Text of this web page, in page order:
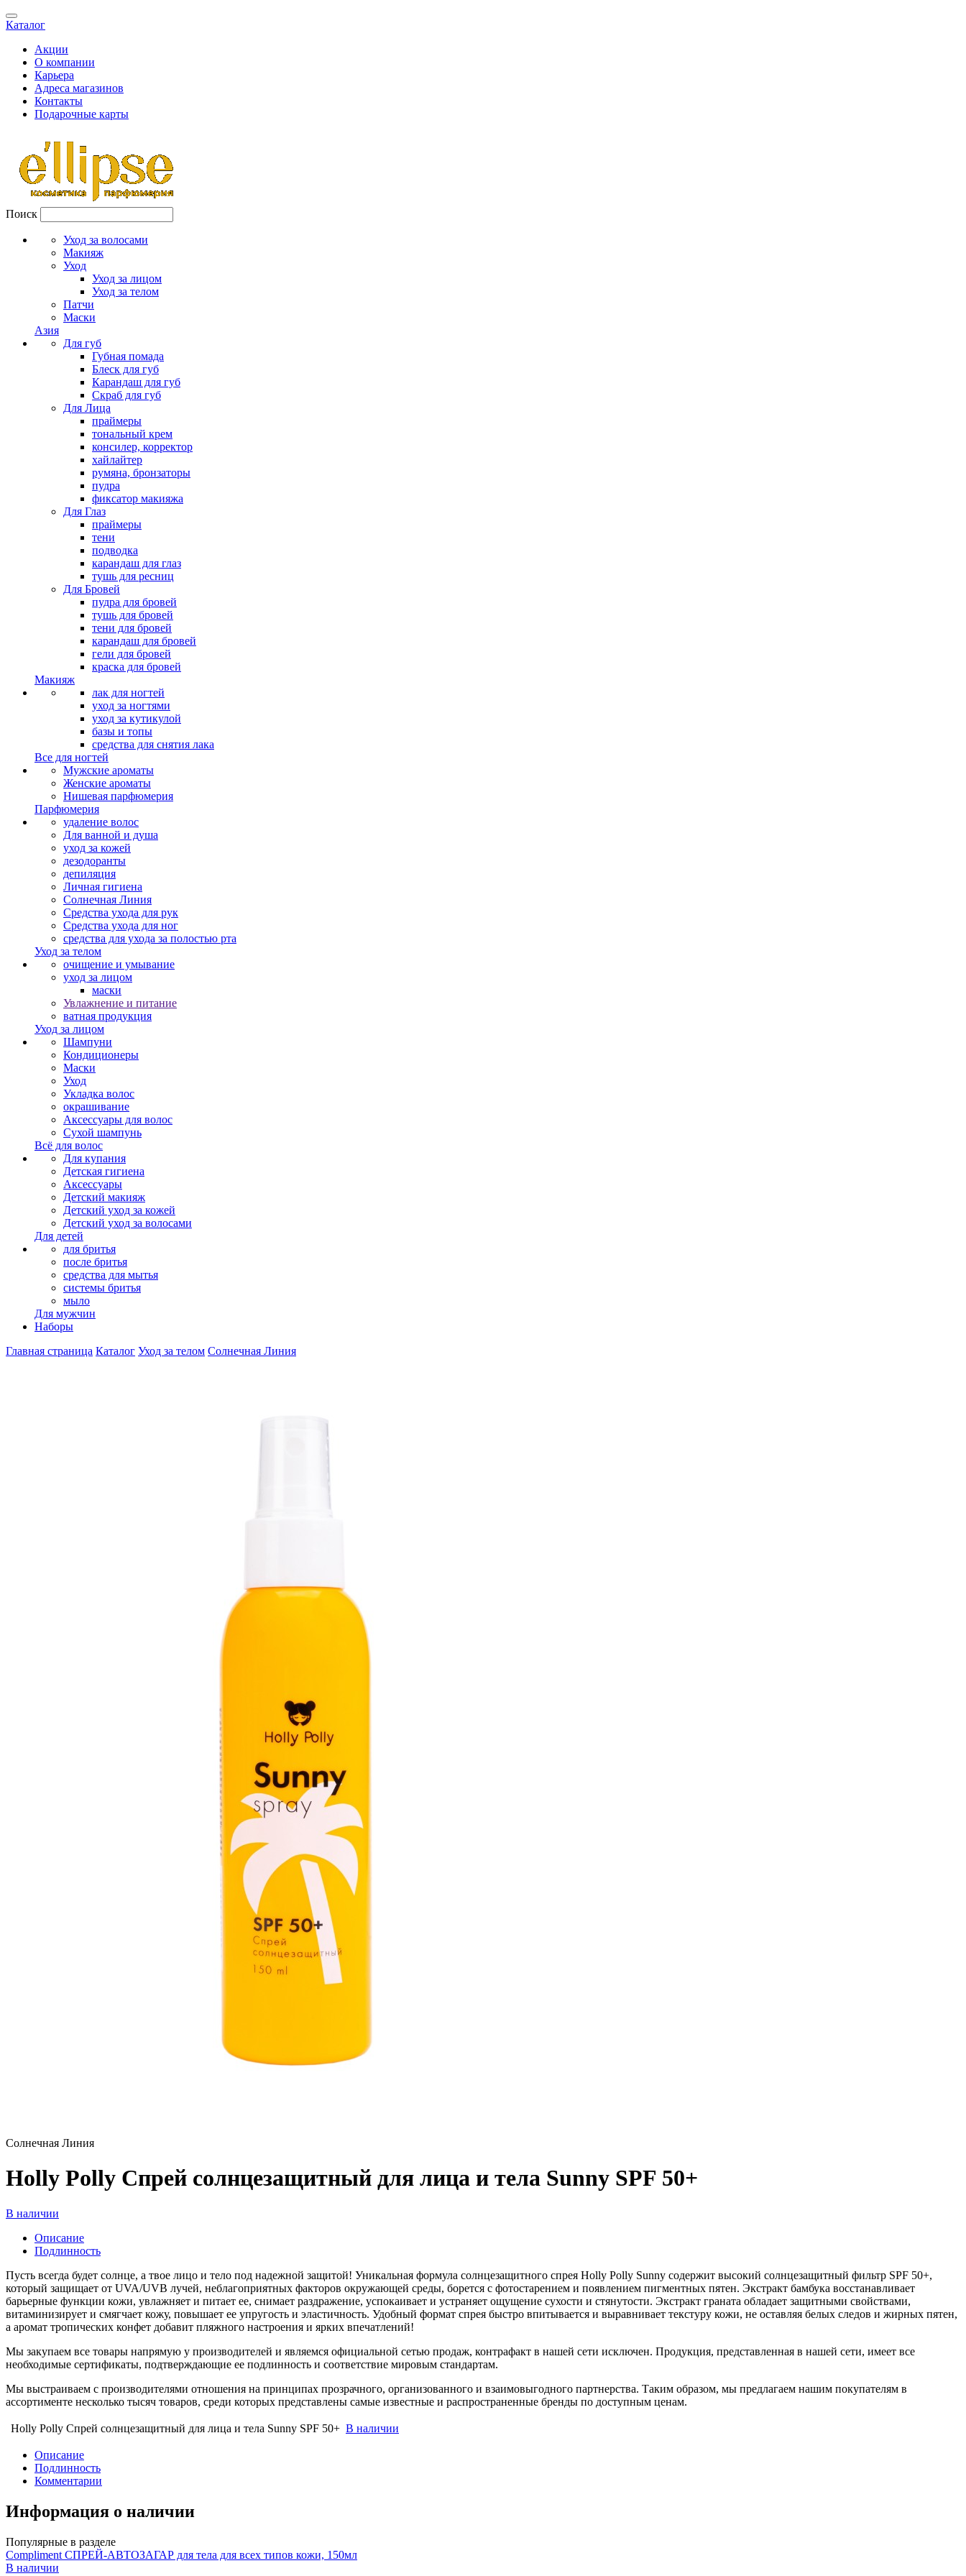
Каталог
Акции
О компании
Карьера
Адреса магазинов
Контакты
Подарочные карты
Поиск
Уход за волосами
Макияж
Уход
Уход за лицом
Уход за телом
Патчи
Маски
Азия
Для губ
Губная помада
Блеск для губ
Карандаш для губ
Скраб для губ
Для Лица
праймеры
тональный крем
консилер, корректор
хайлайтер
румяна, бронзаторы
пудра
фиксатор макияжа
Для Глаз
праймеры
тени
подводка
карандаш для глаз
тушь для ресниц
Для Бровей
пудра для бровей
тушь для бровей
тени для бровей
карандаш для бровей
гели для бровей
краска для бровей
Макияж
лак для ногтей
уход за ногтями
уход за кутикулой
базы и топы
средства для снятия лака
Все для ногтей
Мужские ароматы
Женские ароматы
Нишевая парфюмерия
Парфюмерия
удаление волос
Для ванной и душа
уход за кожей
дезодоранты
депиляция
Личная гигиена
Солнечная Линия
Средства ухода для рук
Средства ухода для ног
средства для ухода за полостью рта
Уход за телом
очищение и умывание
уход за лицом
маски
Увлажнение и питание
ватная продукция
Уход за лицом
Шампуни
Кондиционеры
Маски
Уход
Укладка волос
окрашивание
Аксессуары для волос
Сухой шампунь
Всё для волос
Для купания
Детская гигиена
Аксессуары
Детский макияж
Детский уход за кожей
Детский уход за волосами
Для детей
для бритья
после бритья
средства для мытья
системы бритья
мыло
Для мужчин
Наборы
Главная страница Каталог Уход за телом Солнечная Линия
Солнечная Линия
Holly Polly Спрей солнцезащитный для лица и тела Sunny SPF 50+
В наличии
Описание
Подлинность
Пусть всегда будет солнце, а твое лицо и тело под надежной защитой! Уникальная формула солнцезащитного спрея Holly Polly Sunny содержит высокий солнцезащитный фильтр SPF 50+,
который защищает от UVA/UVB лучей, неблагоприятных факторов окружающей среды, борется с фотостарением и появлением пигментных пятен. Экстракт бамбука восстанавливает
барьерные функции кожи, увлажняет и питает ее, снимает раздражение, успокаивает и устраняет ощущение сухости и стянутости. Экстракт граната обладает защитными свойствами,
витаминизирует и смягчает кожу, повышает ее упругость и эластичность. Удобный формат спрея быстро впитывается и выравнивает текстуру кожи, не оставляя белых следов и жирных пятен,
а аромат тропических конфет добавит пляжного настроения и ярких впечатлений!
Мы закупаем все товары напрямую у производителей и являемся официальной сетью продаж, контрафакт в нашей сети исключен. Продукция, представленная в нашей сети, имеет все
необходимые сертификаты, подтверждающие ее подлинность и соответствие мировым стандартам.
Мы выстраиваем с производителями отношения на принципах прозрачного, организованного и взаимовыгодного партнерства. Таким образом, мы предлагаем нашим покупателям в
ассортименте несколько тысяч товаров, среди которых представлены самые известные и распространенные бренды по доступным ценам.
Holly Polly Спрей солнцезащитный для лица и тела Sunny SPF 50+ В наличии
Описание
Подлинность
Комментарии
Информация о наличии
Популярные в разделе
Compliment СПРЕЙ-АВТОЗАГАР для тела для всех типов кожи, 150мл
В наличии